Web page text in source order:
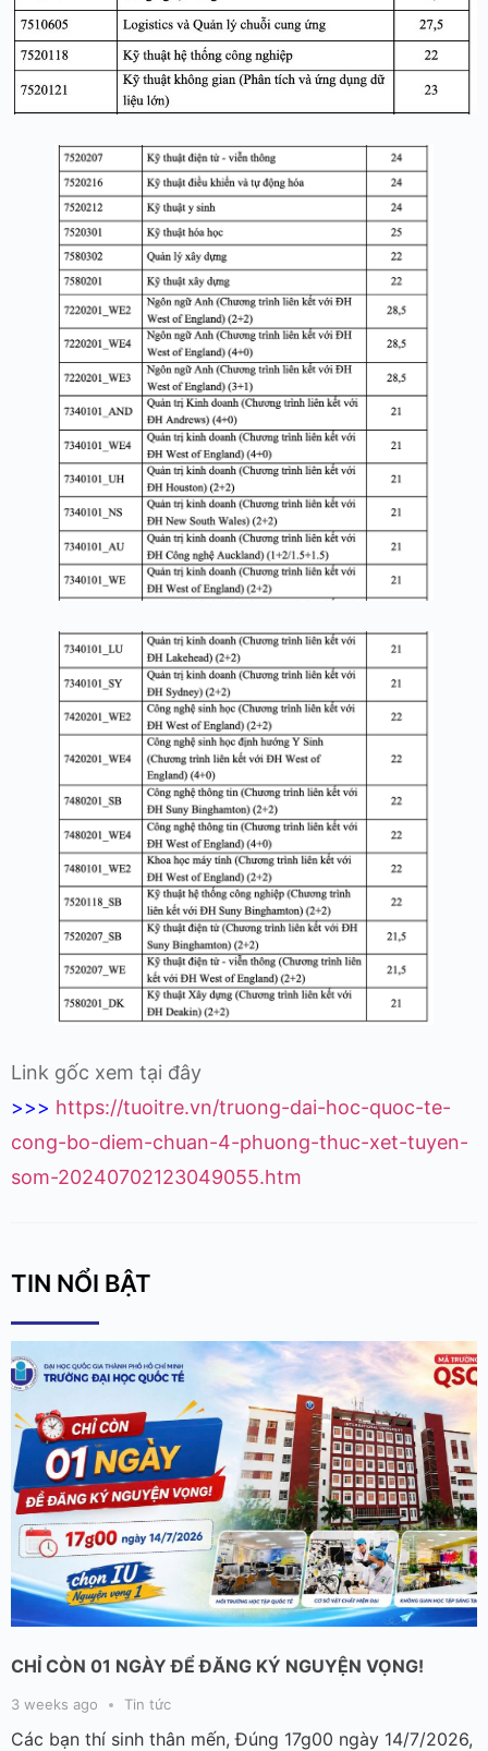
Link gốc xem tại đây
>>> https://tuoitre.vn/truong-dai-hoc-quoc-te-
cong-bo-diem-chuan-4-phuong-thuc-xet-tuyen-
som-20240702123049055.htm
TIN NỔI BẬT
CHỈ CÒN 01 NGÀY ĐỂ ĐĂNG KÝ NGUYỆN VỌNG!
3 weeks ago Tin tức
Các bạn thí sinh thân mến, Đúng 17g00 ngày 14/7/2026,